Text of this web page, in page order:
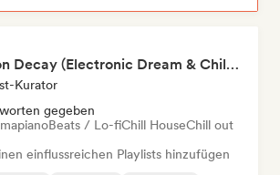
Aaron Decay (Electronic Dream & Chill Electronic Dream playlists)
Kurator
gegeben
Beats / Lo-fiChill HouseChill out
einflussreichen Playlists hinzufügen